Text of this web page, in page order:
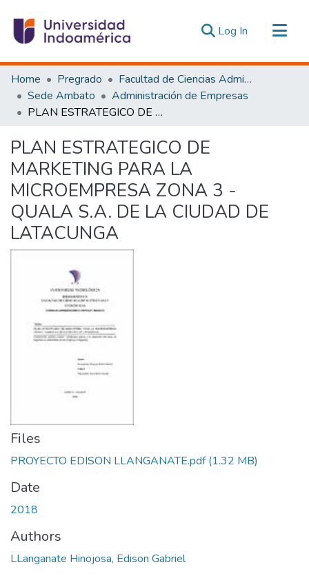
Log In (current)
Communities & Collections
All of DSpace
Statistics
Home Pregrado
Facultad de Ciencias Administrativas y Económicas
Sede Ambato
Administración de Empresas
PLAN ESTRATEGICO DE MARKETING PARA LA MICROEMPRESA ZONA 3 - QUALA S.A. DE LA CIUDAD DE LATACUNGA
PLAN ESTRATEGICO DE
MARKETING PARA LA
MICROEMPRESA ZONA 3 -
QUALA S.A. DE LA CIUDAD DE
LATACUNGA
Files
PROYECTO EDISON LLANGANATE.pdf(1.32 MB)
Date
2018
Authors
LLanganate Hinojosa, Edison Gabriel